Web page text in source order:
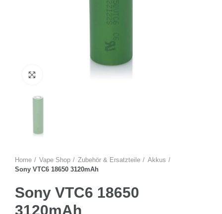
Home Vape Shop Zubehör & Ersatzteile
Akkus
Sony VTC6 18650 3120mAh
Sony VTC6 18650
3120mAh